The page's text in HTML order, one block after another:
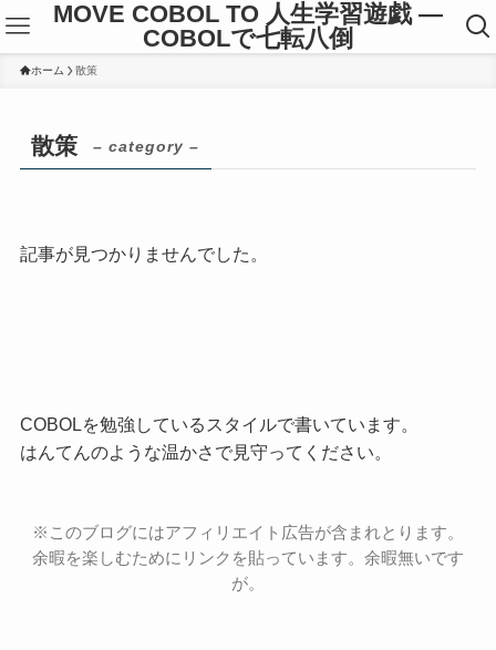
MOVE COBOL TO 人生学習遊戯 ―
COBOLで七転八倒
ホーム 散策
散策 – category –
記事が見つかりませんでした。
COBOLを勉強しているスタイルで書いています。
はんてんのような温かさで見守ってください。
※このブログにはアフィリエイト広告が含まれとります。
余暇を楽しむためにリンクを貼っています。余暇無いです
が。